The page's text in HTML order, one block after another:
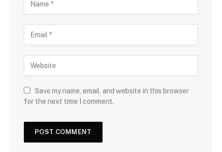
Save my name, email, and website in this browser
for the next time I comment.